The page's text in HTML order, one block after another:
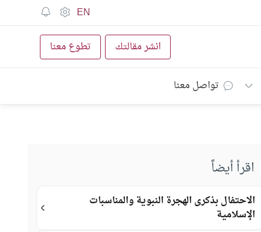
EN
انشر مقالتك تطوع معنا
تواصل معنا
اقرأ أيضاً
الاحتفال بذكرى الهجرة النبوية والمناسبات
الإسلامية